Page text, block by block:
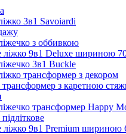
3в1 Savoiardi
з оббивкою
ліжко 9в1 Deluxe шириною
3в1 Buckle
трансформер з декором
трансформер з каретною
трансформер Happy
ліжко 9в1 Premium шириною